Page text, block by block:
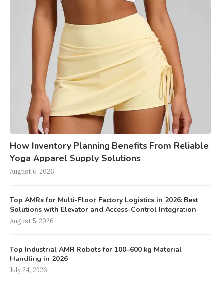
How Inventory Planning Benefits From Reliable
Yoga Apparel Supply Solutions
August 6, 2026
Top AMRs for Multi-Floor Factory Logistics in 2026: Best
Solutions with Elevator and Access-Control Integration
August 5, 2026
Top Industrial AMR Robots for 100–600 kg Material
Handling in 2026
July 24, 2026